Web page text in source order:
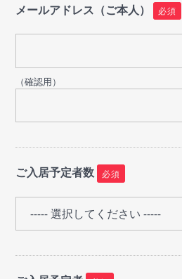
メールアドレス（ご本人） 必須
（確認用）
ご入居予定者数 必須